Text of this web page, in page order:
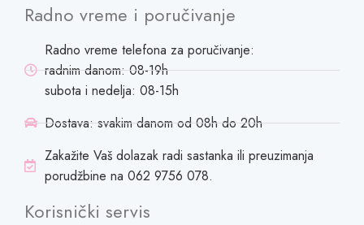
Radno vreme i poručivanje
Radno vreme telefona za poručivanje:
radnim danom: 08-19h
subota i nedelja: 08-15h
Dostava: svakim danom od 08h do 20h
Zakažite Vaš dolazak radi sastanka ili preuzimanja
porudžbine na 062 9756 078.
Korisnički servis